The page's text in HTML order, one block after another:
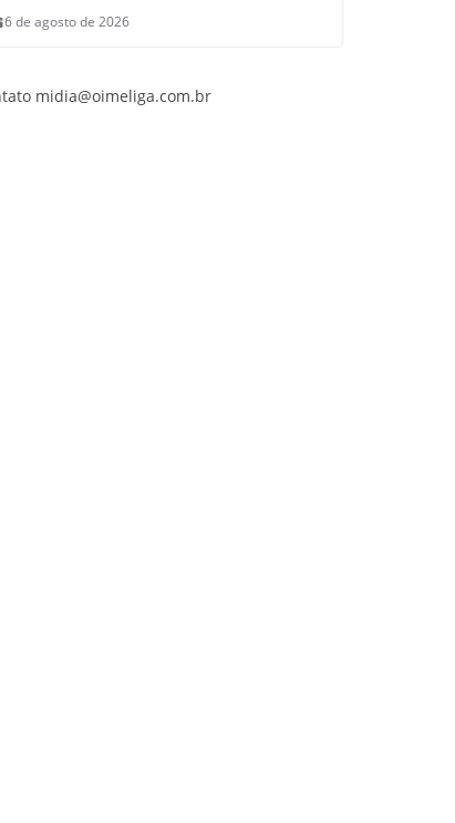
6 de agosto de 2026
midia@oimeliga.com.br